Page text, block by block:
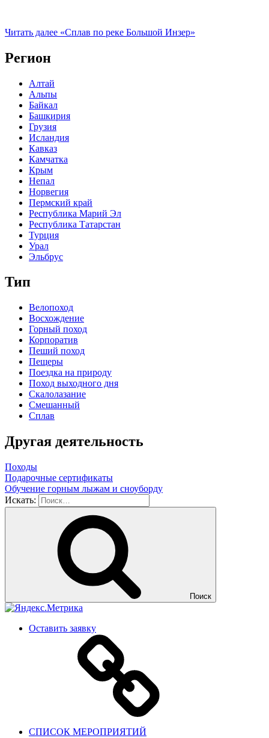
Читать далее «Сплав по реке Большой Инзер»
Регион
Алтай
Альпы
Байкал
Башкирия
Грузия
Исландия
Кавказ
Камчатка
Крым
Непал
Норвегия
Пермский край
Республика Марий Эл
Республика Татарстан
Турция
Урал
Эльбрус
Тип
Велопоход
Восхождение
Горный поход
Корпоратив
Пеший поход
Пещеры
Поездка на природу
Поход выходного дня
Скалолазание
Смешанный
Сплав
Другая деятельность
Походы
Подарочные сертификаты
Обучение горным лыжам и сноуборду
Искать:
Поиск
Оставить заявку
СПИСОК МЕРОПРИЯТИЙ